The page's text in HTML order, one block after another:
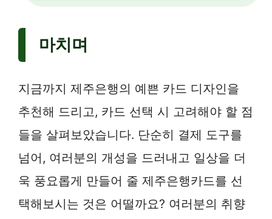
마치며
지금까지 제주은행의 예쁜 카드 디자인을
추천해 드리고, 카드 선택 시 고려해야 할 점
들을 살펴보았습니다. 단순히 결제 도구를
넘어, 여러분의 개성을 드러내고 일상을 더
욱 풍요롭게 만들어 줄 제주은행카드를 선
택해보시는 것은 어떨까요? 여러분의 취향